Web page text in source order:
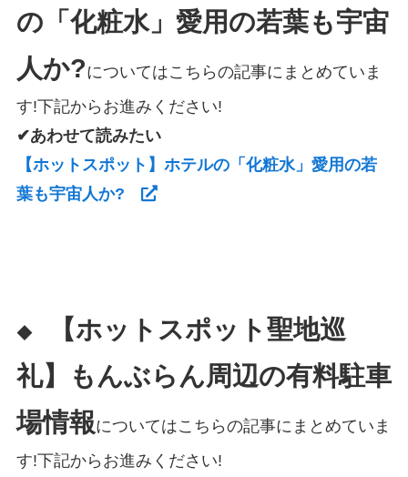
の「化粧水」愛用の若葉も宇宙
人か?についてはこちらの記事にまとめていま
す!下記からお進みください!
✔あわせて読みたい
【ホットスポット】ホテルの「化粧水」愛用の若
葉も宇宙人か?
◆
【ホットスポット聖地巡
礼】もんぶらん周辺の有料駐車
場情報についてはこちらの記事にまとめていま
す!下記からお進みください!